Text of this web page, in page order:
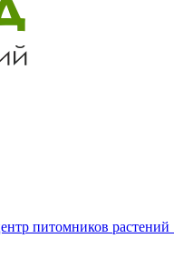
питомников